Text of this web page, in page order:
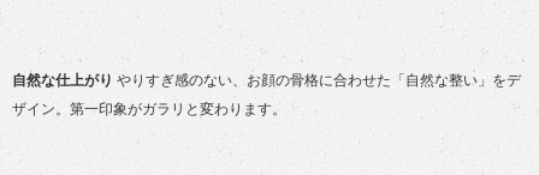
自然な仕上がり やりすぎ感のない、お顔の骨格に合わせた「自然な整い」をデ
ザイン。第一印象がガラリと変わります。